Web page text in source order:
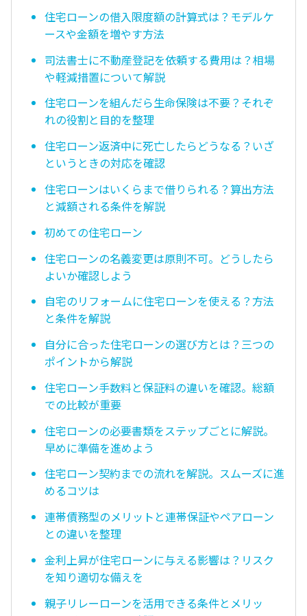
住宅ローンの借入限度額の計算式は？モデルケ
ースや金額を増やす方法
司法書士に不動産登記を依頼する費用は？相場
や軽減措置について解説
住宅ローンを組んだら生命保険は不要？それぞ
れの役割と目的を整理
住宅ローン返済中に死亡したらどうなる？いざ
というときの対応を確認
住宅ローンはいくらまで借りられる？算出方法
と減額される条件を解説
初めての住宅ローン
住宅ローンの名義変更は原則不可。どうしたら
よいか確認しよう
自宅のリフォームに住宅ローンを使える？方法
と条件を解説
自分に合った住宅ローンの選び方とは？三つの
ポイントから解説
住宅ローン手数料と保証料の違いを確認。総額
での比較が重要
住宅ローンの必要書類をステップごとに解説。
早めに準備を進めよう
住宅ローン契約までの流れを解説。スムーズに進
めるコツは
連帯債務型のメリットと連帯保証やペアローン
との違いを整理
金利上昇が住宅ローンに与える影響は？リスク
を知り適切な備えを
親子リレーローンを活用できる条件とメリッ